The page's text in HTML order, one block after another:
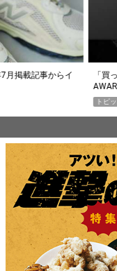
イ
「買って損なし」の